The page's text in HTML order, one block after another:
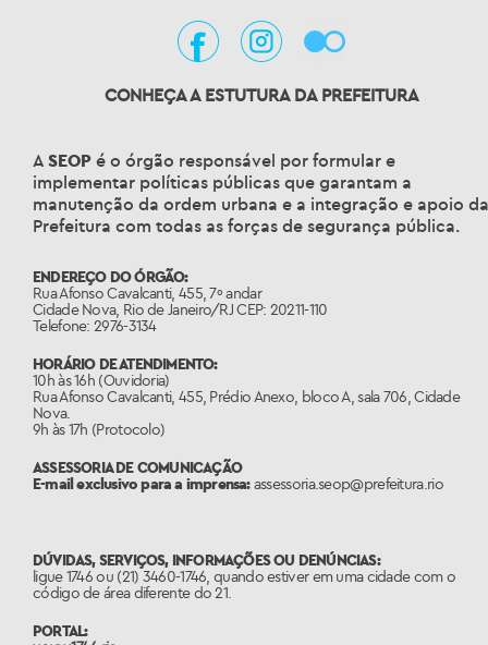
CONHEÇA A ESTUTURA DA PREFEITURA
A SEOP é o órgão responsável por formular e
implementar políticas públicas que garantam a
manutenção da ordem urbana e a integração e apoio da
Prefeitura com todas as forças de segurança pública.
ENDEREÇO DO ÓRGÃO:
Rua Afonso Cavalcanti, 455, 7º andar
Cidade Nova, Rio de Janeiro/RJ CEP: 20211-110
Telefone: 2976-3134
HORÁRIO DE ATENDIMENTO:
10h às 16h (Ouvidoria)
Rua Afonso Cavalcanti, 455, Prédio Anexo, bloco A, sala 706, Cidade
Nova.
9h às 17h (Protocolo)
ASSESSORIA DE COMUNICAÇÃO
E-mail exclusivo para a imprensa:assessoria.seop@prefeitura.rio
DÚVIDAS, SERVIÇOS, INFORMAÇÕES OU DENÚNCIAS:
ligue 1746 ou (21) 3460-1746, quando estiver em uma cidade com o
código de área diferente do 21.
PORTAL: